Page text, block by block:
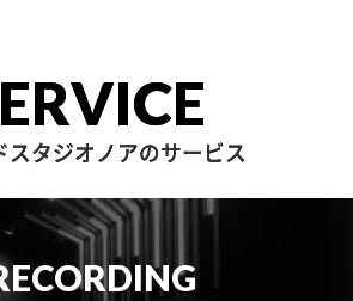
スタジオノアのサービス